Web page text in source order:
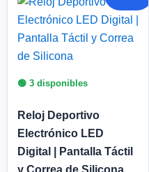
🟢 3 disponibles
Reloj Deportivo
Electrónico LED
Digital | Pantalla Táctil
precio
original
era:
es:
$